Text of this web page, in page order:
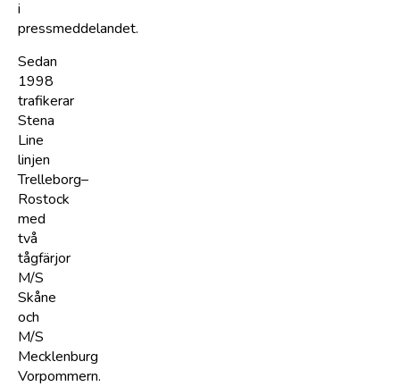
i
pressmeddelandet.
Sedan
1998
trafikerar
Stena
Line
linjen
Trelleborg–
Rostock
med
två
tågfärjor
M/S
Skåne
och
M/S
Mecklenburg
Vorpommern.